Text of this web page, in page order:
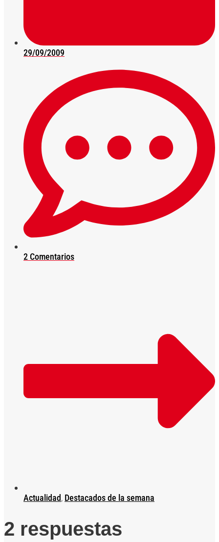
29/09/2009
2 Comentarios
Actualidad, Destacados de la semana
2 respuestas